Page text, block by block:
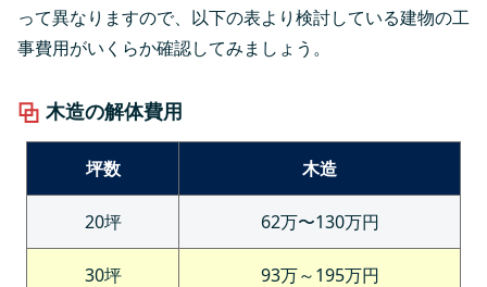
って異なりますので、以下の表より検討している建物の工
事費用がいくらか確認してみましょう。
木造の解体費用
坪数 木造
20坪 62万〜130万円
30坪 93万～195万円